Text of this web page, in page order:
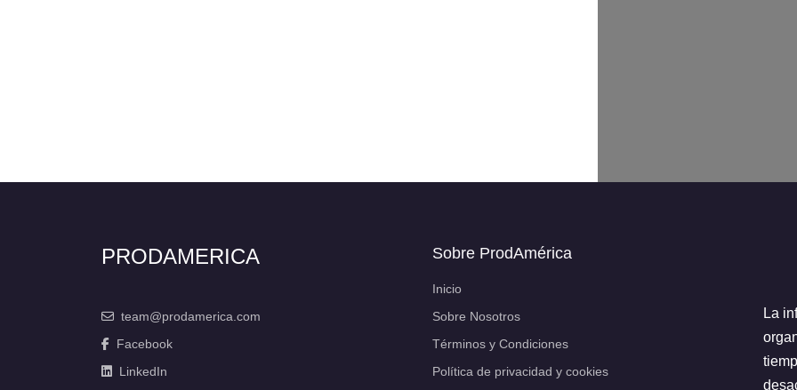
PRODAMERICA
team@prodamerica.com
Facebook
LinkedIn
Sobre ProdAmérica
Inicio
Sobre Nosotros
Términos y Condiciones
Política de privacidad y cookies
La